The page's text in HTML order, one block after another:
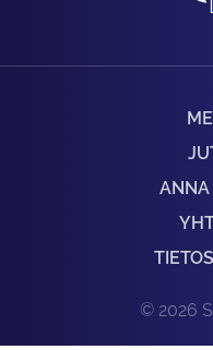
ANNA
© 2026